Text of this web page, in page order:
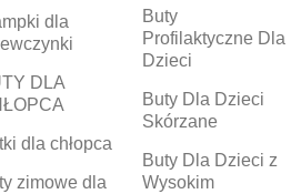
dla
DLA
dla chłopca
zimowe dla
Buty
Profilaktyczne Dla
Dzieci
Buty Dla Dzieci
Skórzane
Buty Dla Dzieci z
Wysokim